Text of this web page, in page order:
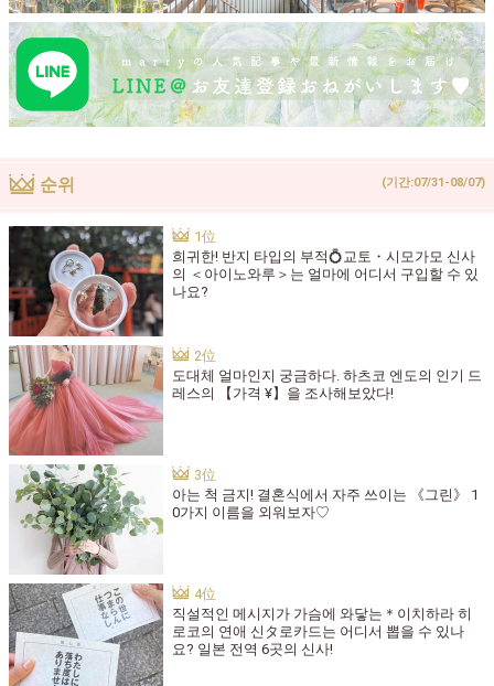
순위 (기간:07/31-08/07)
희귀한! 반지 타입의 부적💍교토・시모가모 신사
의 ＜아이노와루＞는 얼마에 어디서 구입할 수 있
나요?
도대체 얼마인지 궁금하다. 하츠코 엔도의 인기 드
레스의 【가격 ¥】을 조사해보았다!
아는 척 금지! 결혼식에서 자주 쓰이는 《그린》 1
0가지 이름을 외워보자♡
직설적인 메시지가 가슴에 와닿는＊이치하라 히
로코의 연애 신タ로카드는 어디서 뽑을 수 있나
요? 일본 전역 6곳의 신사!